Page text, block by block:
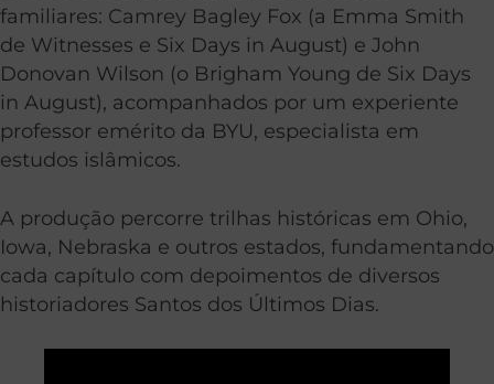
familiares: Camrey Bagley Fox (a Emma Smith
de Witnesses e Six Days in August) e John
Donovan Wilson (o Brigham Young de Six Days
in August), acompanhados por um experiente
professor emérito da BYU, especialista em
estudos islâmicos.
A produção percorre trilhas históricas em Ohio,
Iowa, Nebraska e outros estados, fundamentando
cada capítulo com depoimentos de diversos
historiadores Santos dos Últimos Dias.